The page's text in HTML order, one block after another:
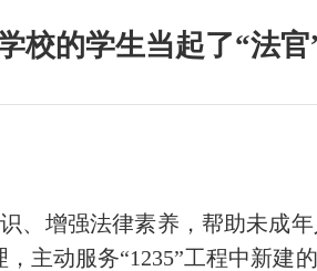
校的学生当起了“法官
增强法律素养，帮助未成年
主动服务“1235”工程中新建